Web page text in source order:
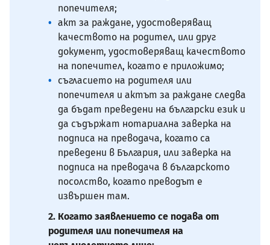
попечителя;
акт за раждане, удостоверяващ
качеството на родител, или друг
документ, удостоверяващ качеството
на попечител, когато е приложимо;
съгласието на родителя или
попечителя и актът за раждане следва
да бъдат преведени на български език и
да съдържат нотариална заверка на
подписа на преводача, когато са
преведени в България, или заверка на
подписа на преводача в българското
посолство, когато преводът е
извършен там.
2. Когато заявлението се подава от
родителя или попечителя на